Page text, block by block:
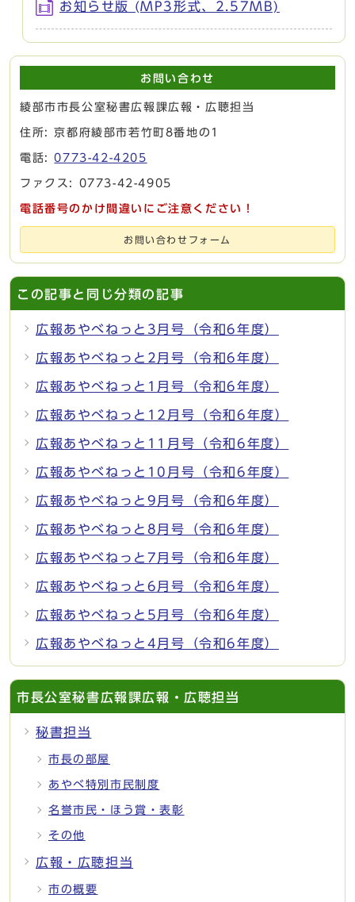
お知らせ版 (MP3形式、2.57MB)
お問い合わせ
綾部市市長公室秘書広報課広報・広聴担当
住所: 京都府綾部市若竹町8番地の1
電話:0773-42-4205
ファクス: 0773-42-4905
電話番号のかけ間違いにご注意ください！
お問い合わせフォーム
この記事と同じ分類の記事
広報あやべねっと3月号（令和6年度）
広報あやべねっと2月号（令和6年度）
広報あやべねっと1月号（令和6年度）
広報あやべねっと12月号（令和6年度）
広報あやべねっと11月号（令和6年度）
広報あやべねっと10月号（令和6年度）
広報あやべねっと9月号（令和6年度）
広報あやべねっと8月号（令和6年度）
広報あやべねっと7月号（令和6年度）
広報あやべねっと6月号（令和6年度）
広報あやべねっと5月号（令和6年度）
広報あやべねっと4月号（令和6年度）
市長公室秘書広報課広報・広聴担当
秘書担当
市長の部屋
あやべ特別市民制度
名誉市民・ほう賞・表彰
その他
広報・広聴担当
市の概要